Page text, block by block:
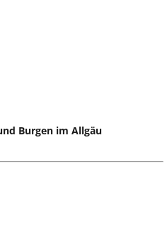
Burgen im Allgäu